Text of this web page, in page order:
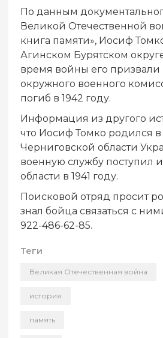
По данным
Великой Отечественной
книга памяти», Иосиф
Агинском Бурятском округе
время войны его
окружного военного
погиб в 1942 году.
Информация из другого
что Иосиф Томко родился в
Черниговской области
военную службу поступил
области в 1941 году.
Поисковой отряд просит
знал бойца связаться с
922-486-62-85.
Теги
Великая Отечественная война
история
память